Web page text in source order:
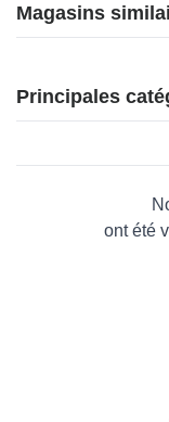
Magasins
Boutique-dalloz
Le telegramme
Uni-Medias
Principales
Maison & Jardin
Boissonsont été